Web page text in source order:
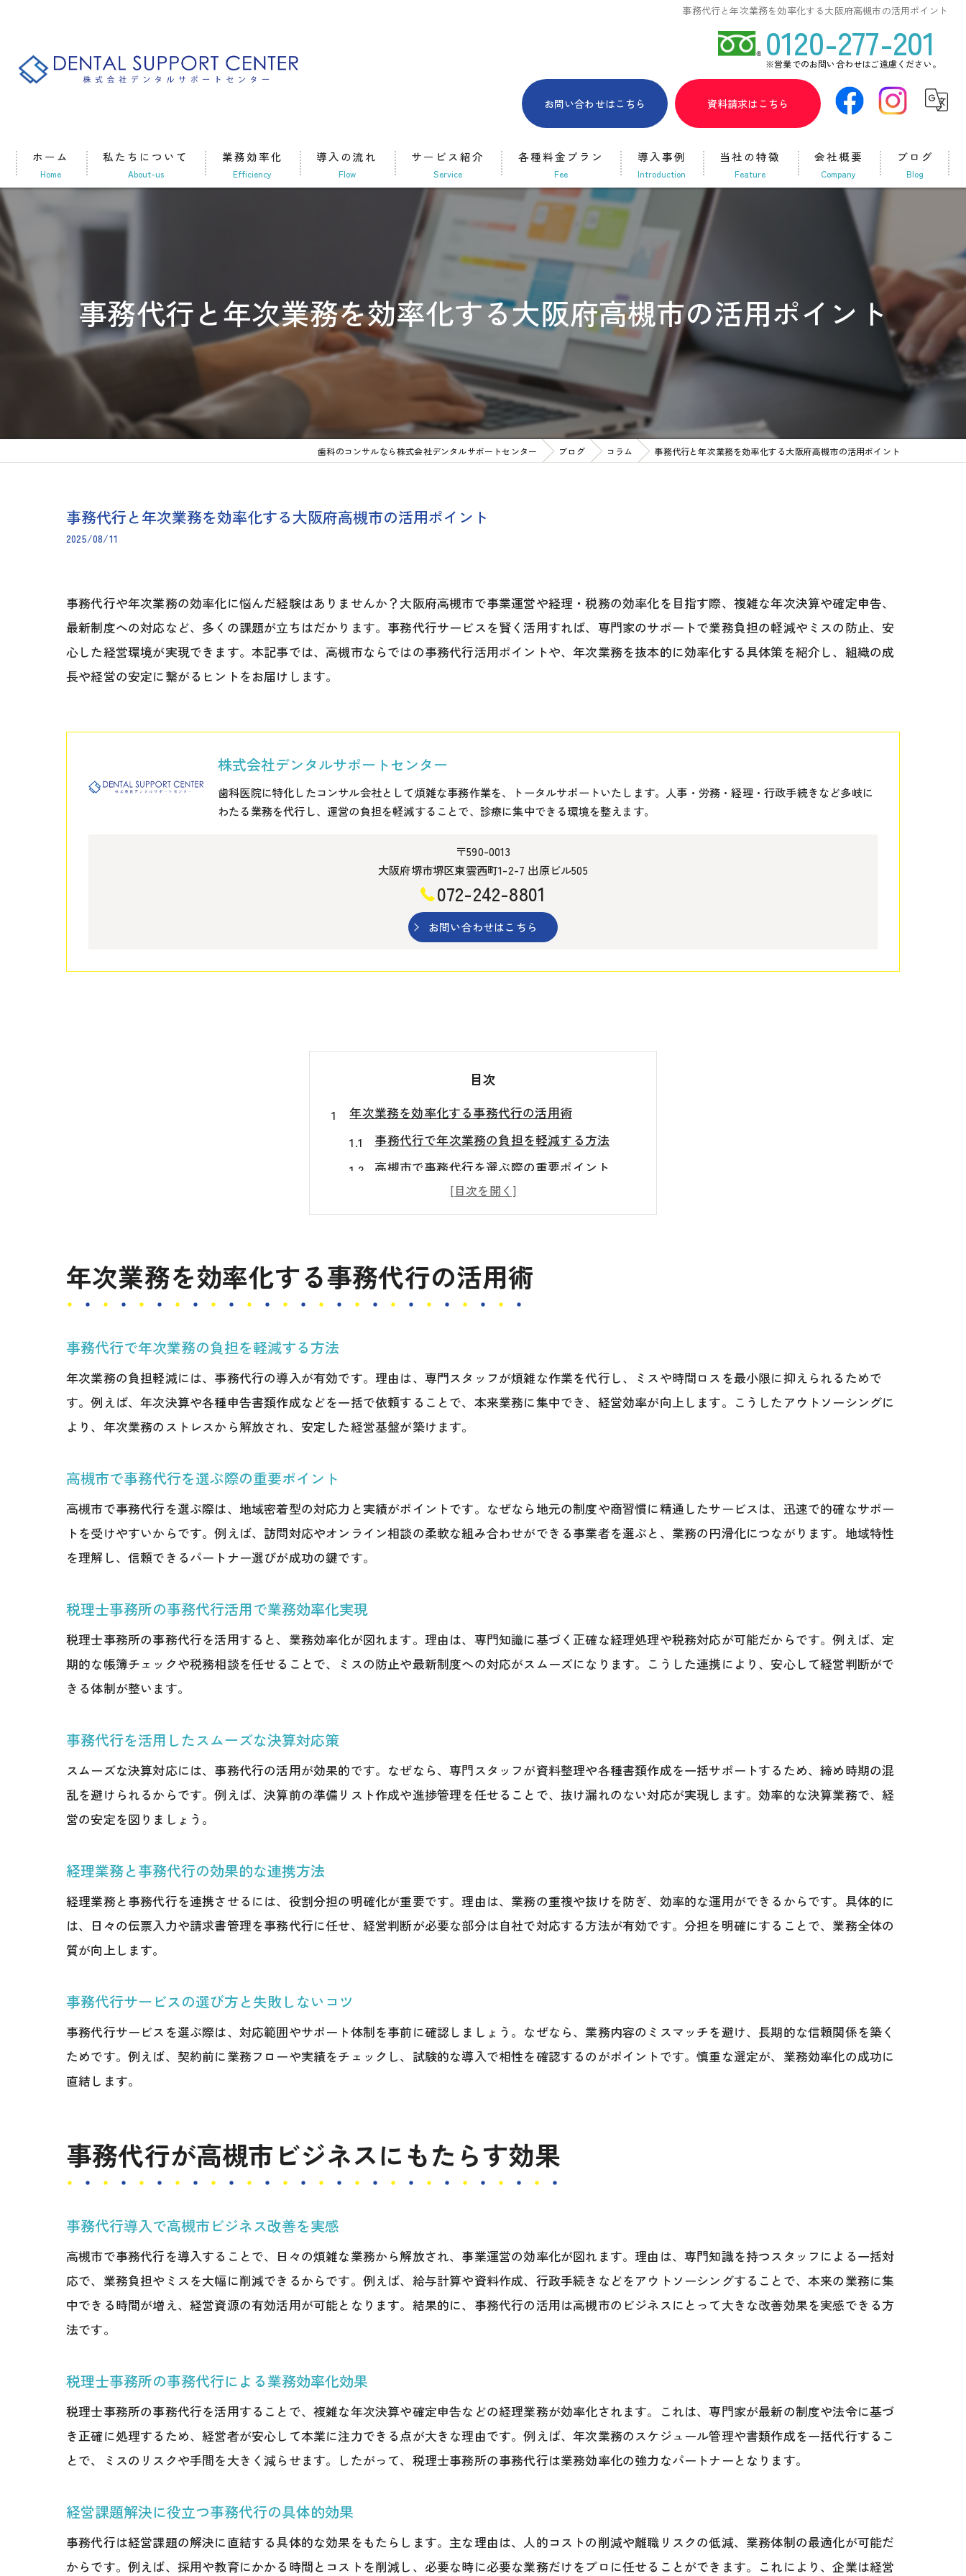
事務代行と年次業務を効率化する大阪府高槻市の活用ポイント
0120-277-201
※営業でのお問い合わせはご遠慮ください。
お問い合わせはこちら 資料請求はこちら
ホーム
home
私たちについて
about-us
業務効率化
efficiency
導入の流れ
flow
サービス紹介
Service
オンライン事務代行
訪問型事務代行
各種料金プラン
fee
導入事例
introduction
当社の特徴
feature
SNS運用
事務代行
会社概要
company
ブログ
blog
事務代行と年次業務を効率化する大阪府高槻市の活用ポイント
歯科のコンサルなら株式会社デンタルサポートセンター ブログ コラム 事務代行と年次業務を効率化する大阪府高槻市の活用ポイント
事務代行と年次業務を効率化する大阪府高槻市の活用ポイント
2025/08/11
事務代行や年次業務の効率化に悩んだ経験はありませんか？大阪府高槻市で事業運営や経理・税務の効率化を目指す際、複雑な年次決算や確定申告、
最新制度への対応など、多くの課題が立ちはだかります。事務代行サービスを賢く活用すれば、専門家のサポートで業務負担の軽減やミスの防止、安
心した経営環境が実現できます。本記事では、高槻市ならではの事務代行活用ポイントや、年次業務を抜本的に効率化する具体策を紹介し、組織の成
長や経営の安定に繋がるヒントをお届けします。
株式会社デンタルサポートセンター
歯科医院に特化したコンサル会社として煩雑な事務作業を、トータルサポートいたします。人事・労務・経理・行政手続きなど多岐に
わたる業務を代行し、運営の負担を軽減することで、診療に集中できる環境を整えます。
〒590-0013
大阪府堺市堺区東雲西町1-2-7 出原ビル505
072-242-8801
お問い合わせはこちら
目次
年次業務を効率化する事務代行の活用術
事務代行で年次業務の負担を軽減する方法
高槻市で事務代行を選ぶ際の重要ポイント
税理士事務所の事務代行活用で業務効率化実現
事務代行サービスの選び方と失敗しないコツ
事務代行が高槻市ビジネスにもたらす効果
経営課題解決に役立つ事務代行の具体的効果
事務代行で経理・年次業務を一括サポート
年次業務に強い事務代行のチェックポイント
事務代行導入時に注意したい契約条件
事務代行サービスが経営者にもたらす安心感
費用対効果で選ぶ事務代行のメリット
事務代行による経理負担軽減の具体的手法
高槻市でおすすめの事務代行活用事例
経理と年次業務の同時効率化を実現する方法
事務代行サービスが経営にもたらす安心感
事務代行利用による経営者の負担軽減
事務代行サービスが実現する安心な経営環境
事務代行を通じた年次業務の最適化事例
高槻市で成功した事務代行活用の実例紹介
年次業務最適化を実現する事務代行の工夫
事務代行活用で年次業務を効率化した秘訣
高槻市で事務代行を選ぶ際のポイント
事務代行サービスの柔軟性と対応力を確認
口コミや評判で選ぶ事務代行の探し方
年次業務を効率化する事務代行の活用術
事務代行で年次業務の負担を軽減する方法
年次業務の負担軽減には、事務代行の導入が有効です。理由は、専門スタッフが煩雑な作業を代行し、ミスや時間ロスを最小限に抑えられるためで
す。例えば、年次決算や各種申告書類作成などを一括で依頼することで、本来業務に集中でき、経営効率が向上します。こうしたアウトソーシングに
より、年次業務のストレスから解放され、安定した経営基盤が築けます。
高槻市で事務代行を選ぶ際の重要ポイント
高槻市で事務代行を選ぶ際は、地域密着型の対応力と実績がポイントです。なぜなら地元の制度や商習慣に精通したサービスは、迅速で的確なサポー
トを受けやすいからです。例えば、訪問対応やオンライン相談の柔軟な組み合わせができる事業者を選ぶと、業務の円滑化につながります。地域特性
を理解し、信頼できるパートナー選びが成功の鍵です。
税理士事務所の事務代行活用で業務効率化実現
税理士事務所の事務代行を活用すると、業務効率化が図れます。理由は、専門知識に基づく正確な経理処理や税務対応が可能だからです。例えば、定
期的な帳簿チェックや税務相談を任せることで、ミスの防止や最新制度への対応がスムーズになります。こうした連携により、安心して経営判断がで
きる体制が整います。
事務代行を活用したスムーズな決算対応策
スムーズな決算対応には、事務代行の活用が効果的です。なぜなら、専門スタッフが資料整理や各種書類作成を一括サポートするため、締め時期の混
乱を避けられるからです。例えば、決算前の準備リスト作成や進捗管理を任せることで、抜け漏れのない対応が実現します。効率的な決算業務で、経
営の安定を図りましょう。
経理業務と事務代行の効果的な連携方法
経理業務と事務代行を連携させるには、役割分担の明確化が重要です。理由は、業務の重複や抜けを防ぎ、効率的な運用ができるからです。具体的に
は、日々の伝票入力や請求書管理を事務代行に任せ、経営判断が必要な部分は自社で対応する方法が有効です。分担を明確にすることで、業務全体の
質が向上します。
事務代行サービスの選び方と失敗しないコツ
事務代行サービスを選ぶ際は、対応範囲やサポート体制を事前に確認しましょう。なぜなら、業務内容のミスマッチを避け、長期的な信頼関係を築く
ためです。例えば、契約前に業務フローや実績をチェックし、試験的な導入で相性を確認するのがポイントです。慎重な選定が、業務効率化の成功に
直結します。
事務代行が高槻市ビジネスにもたらす効果
事務代行導入で高槻市ビジネス改善を実感
高槻市で事務代行を導入することで、日々の煩雑な業務から解放され、事業運営の効率化が図れます。理由は、専門知識を持つスタッフによる一括対
応で、業務負担やミスを大幅に削減できるからです。例えば、給与計算や資料作成、行政手続きなどをアウトソーシングすることで、本来の業務に集
中できる時間が増え、経営資源の有効活用が可能となります。結果的に、事務代行の活用は高槻市のビジネスにとって大きな改善効果を実感できる方
法です。
税理士事務所の事務代行による業務効率化効果
税理士事務所の事務代行を活用することで、複雑な年次決算や確定申告などの経理業務が効率化されます。これは、専門家が最新の制度や法令に基づ
き正確に処理するため、経営者が安心して本業に注力できる点が大きな理由です。例えば、年次業務のスケジュール管理や書類作成を一括代行するこ
とで、ミスのリスクや手間を大きく減らせます。したがって、税理士事務所の事務代行は業務効率化の強力なパートナーとなります。
経営課題解決に役立つ事務代行の具体的効果
事務代行は経営課題の解決に直結する具体的な効果をもたらします。主な理由は、人的コストの削減や離職リスクの低減、業務体制の最適化が可能だ
からです。例えば、採用や教育にかかる時間とコストを削減し、必要な時に必要な業務だけをプロに任せることができます。これにより、企業は経営